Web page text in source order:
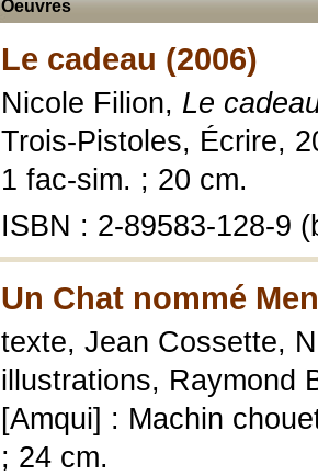
Oeuvres
Le cadeau (2006)
Nicole Filion, Le
Trois-Pistoles, Écrire,
1 fac-sim. ; 20 cm.
ISBN : 2-89583-128-9
Un Chat nommé
texte, Jean Cossette,
illustrations, Raymond
[Amqui] : Machin
; 24 cm.